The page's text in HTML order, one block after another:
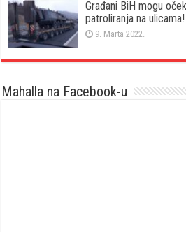
Građani BiH mogu
patroliranja na ulicama!
9. Marta 2022.
Mahalla na Facebook-u